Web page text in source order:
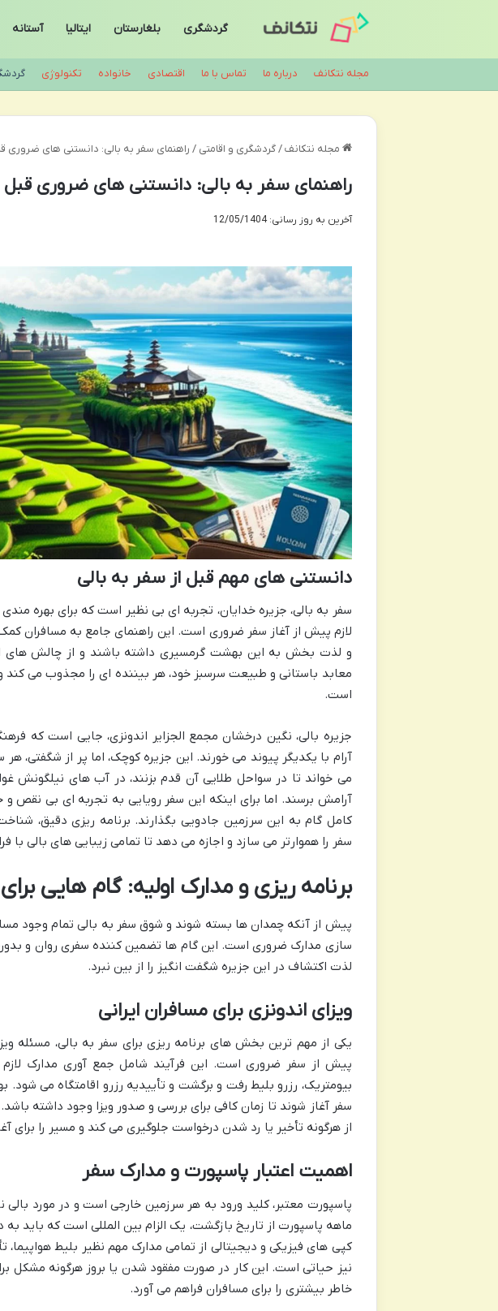
گردشگری بلغارستان ایتالیا آستانه
مجله نتکانف درباره ما تماس با ما اقتصادی خانواده تکنولوژی
مجله نتکانف / گردشگری و اقامتی / راهنمای سفر به بالی: دانستنی های ضروری
راهنمای سفر به بالی: دانستنی های ضروری قبل
آخرین به روز رسانی: 12/05/1404
دانستنی های مهم قبل از سفر به بالی
سفر به بالی، جزیره خدایان، تجربه ای بی نظیر است که برای بهره
لازم پیش از آغاز سفر ضروری است. این راهنمای جامع به مسافران
و لذت بخش به این بهشت گرمسیری داشته باشند و از چالش های
معابد باستانی و طبیعت سرسبز خود، هر بیننده ای را مجذوب می کند
است.
جزیره بالی، نگین درخشان مجمع الجزایر اندونزی، جایی است که
آرام با یکدیگر پیوند می خورند. این جزیره کوچک، اما پر از شگفتی،
می خواند تا در سواحل طلایی آن قدم بزنند، در آب های نیلگونش
آرامش برسند. اما برای اینکه این سفر رویایی به تجربه ای بی نقص و
کامل گام به این سرزمین جادویی بگذارند. برنامه ریزی دقیق،
سفر را هموارتر می سازد و اجازه می دهد تا تمامی زیبایی های بالی با
برنامه ریزی و مدارک اولیه: گام هایی
پیش از آنکه چمدان ها بسته شوند و شوق سفر به بالی تمام وجود مسافر
سازی مدارک ضروری است. این گام ها تضمین کننده سفری روان و
لذت اکتشاف در این جزیره شگفت انگیز را از بین نبرد.
ویزای اندونزی برای مسافران ایرانی
یکی از مهم ترین بخش های برنامه ریزی برای سفر به بالی، مسئله
بیومتریک، رزرو بلیط رفت و برگشت و تأییدیه رزرو اقامتگاه می
سفر آغاز شوند تا زمان کافی برای بررسی و صدور ویزا وجود داشته باشد.
از هرگونه تأخیر یا رد شدن درخواست جلوگیری می کند و مسیر را برای
اهمیت اعتبار پاسپورت و مدارک سفر
پاسپورت معتبر، کلید ورود به هر سرزمین خارجی است و در مورد
ماهه پاسپورت از تاریخ بازگشت، یک الزام بین المللی است که باید
کپی های فیزیکی و دیجیتالی از تمامی مدارک مهم نظیر بلیط هواپیما،
نیز حیاتی است. این کار در صورت مفقود شدن یا بروز هرگونه مشکل
خاطر بیشتری را برای مسافران فراهم می آورد.